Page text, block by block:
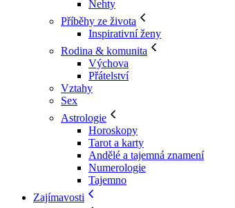
Nehty
Příběhy ze života
Inspirativní ženy
Rodina & komunita
Výchova
Přátelství
Vztahy
Sex
Astrologie
Horoskopy
Tarot a karty
Andělé a tajemná znamení
Numerologie
Tajemno
Zajímavosti